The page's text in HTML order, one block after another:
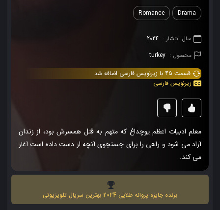
Drama
Romance
سال انتشار : 2024
محصول : turkey
قسمت 45 با زیرنویس فارسی اضافه شد
زیرنویس فارسی
معلم ادبیات اعظم یوچداغ که متهم به قتل همسرش بود، از زندان
آزاد می شود و راهی را برای جستجوی آنچه از دست داده است آغاز
می کند.
برنده جایزه پروانه طلایی 2024 بهترین سریال تلویزیونی